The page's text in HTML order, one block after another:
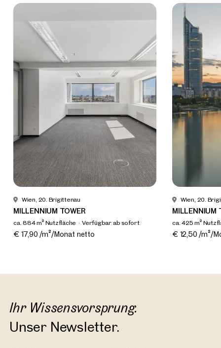
Wien, 20. Brigittenau
MILLENNIUM TOWER
ca. 884 m² Nutzfläche Verfügbar ab sofort
€ 17,90 /m²/Monat netto
Wien, 20.
MILLENNIUM
ca. 425 m²
€ 12,50 /m²/
Ihr Wissensvorsprung.
Unser Newsletter.